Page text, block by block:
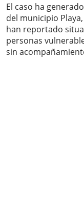
El caso ha
del municipio
han reportado
personas
sin